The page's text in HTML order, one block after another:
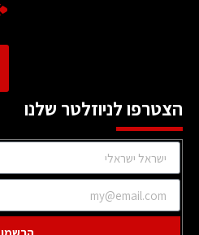
הצטרפו לניוזלטר שלנו